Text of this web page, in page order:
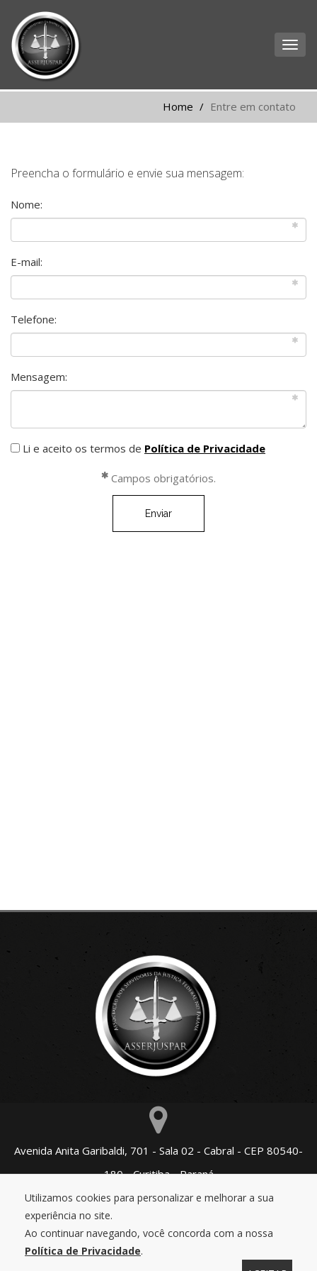
Home Entre em contato
Preencha o formulário e envie sua mensagem:
Nome:
E-mail:
Telefone:
Mensagem:
Li e aceito os termos de Política de Privacidade
Campos obrigatórios.
Avenida Anita Garibaldi, 701 - Sala 02 - Cabral - CEP 80540-
180 - Curitiba - Paraná
Fone (41)3076-6090 / (41)3076-4020 |
asserjuspar@gmail.com
Utilizamos cookies para personalizar e melhorar a sua
experiência no site.
Ao continuar navegando, você concorda com a nossa
Política de Privacidade.